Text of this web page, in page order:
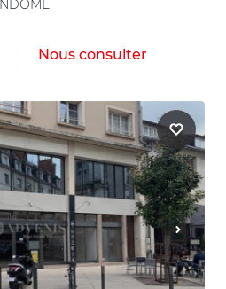
Nous consulter